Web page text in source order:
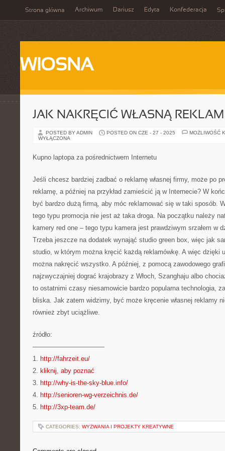
Strona główna Archiwum Dariusz Edyta Konfederacja
WIOSNA
JAK NAKRĘCIĆ WŁASNĄ
POSTED BY ADMIN POSTED ON CZE - 27 - 2025
MOŻLIWOŚĆ
WYŁĄCZONA
Kupno laptopa za pośrednictwem Internetu
Jeśli chcesz bardziej zadbać o reklamę własnej firmy, może po
reklamę, a później na przykład zamieścić ją w Internecie? W
być bardzo dużą firmą, aby móc reklamować się w taki sposób.
tego typu promocja nie jest aż taka droga. Na początku należy
kamery red one – tego typu kamera jest prawdziwym srzałem w
Trzeba jeszcze na dodatek wynająć studio green box, więc jak
studio, w którym można kręcić każdą reklamówkę. A więc dzięki
można nakręcić wszystko. A później, z pomocą zawodowego
najzwyczajniej dograć krajobrazy z Włoch, Szanghaju albo
to ostatnimi czasy niesamowicie bardzo popularna technologia,
bliska. Jak zatem widzimy, być może kręcenie własnej reklamy
również zbyt uciążliwe.
źródło:
———————————
1. http://fahrzeit.eu/
2. kliknij, aby poznać
3. http://why-is-the-sky-blue.info/
4. http://senioren-wg-verzeichnis.de/
5. http://3xp-team.de/
CATEGORIES: WYZWANIA I PROJEKTY KREATYWNE